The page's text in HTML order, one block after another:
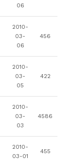
06
2010-
03-
06
456
2010-
03-
05
422
2010-
03-
03
4586
2010-
03-01
455